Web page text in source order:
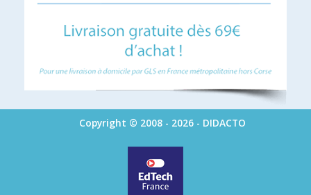
Copyright © 2008 - 2026 - DIDACTO